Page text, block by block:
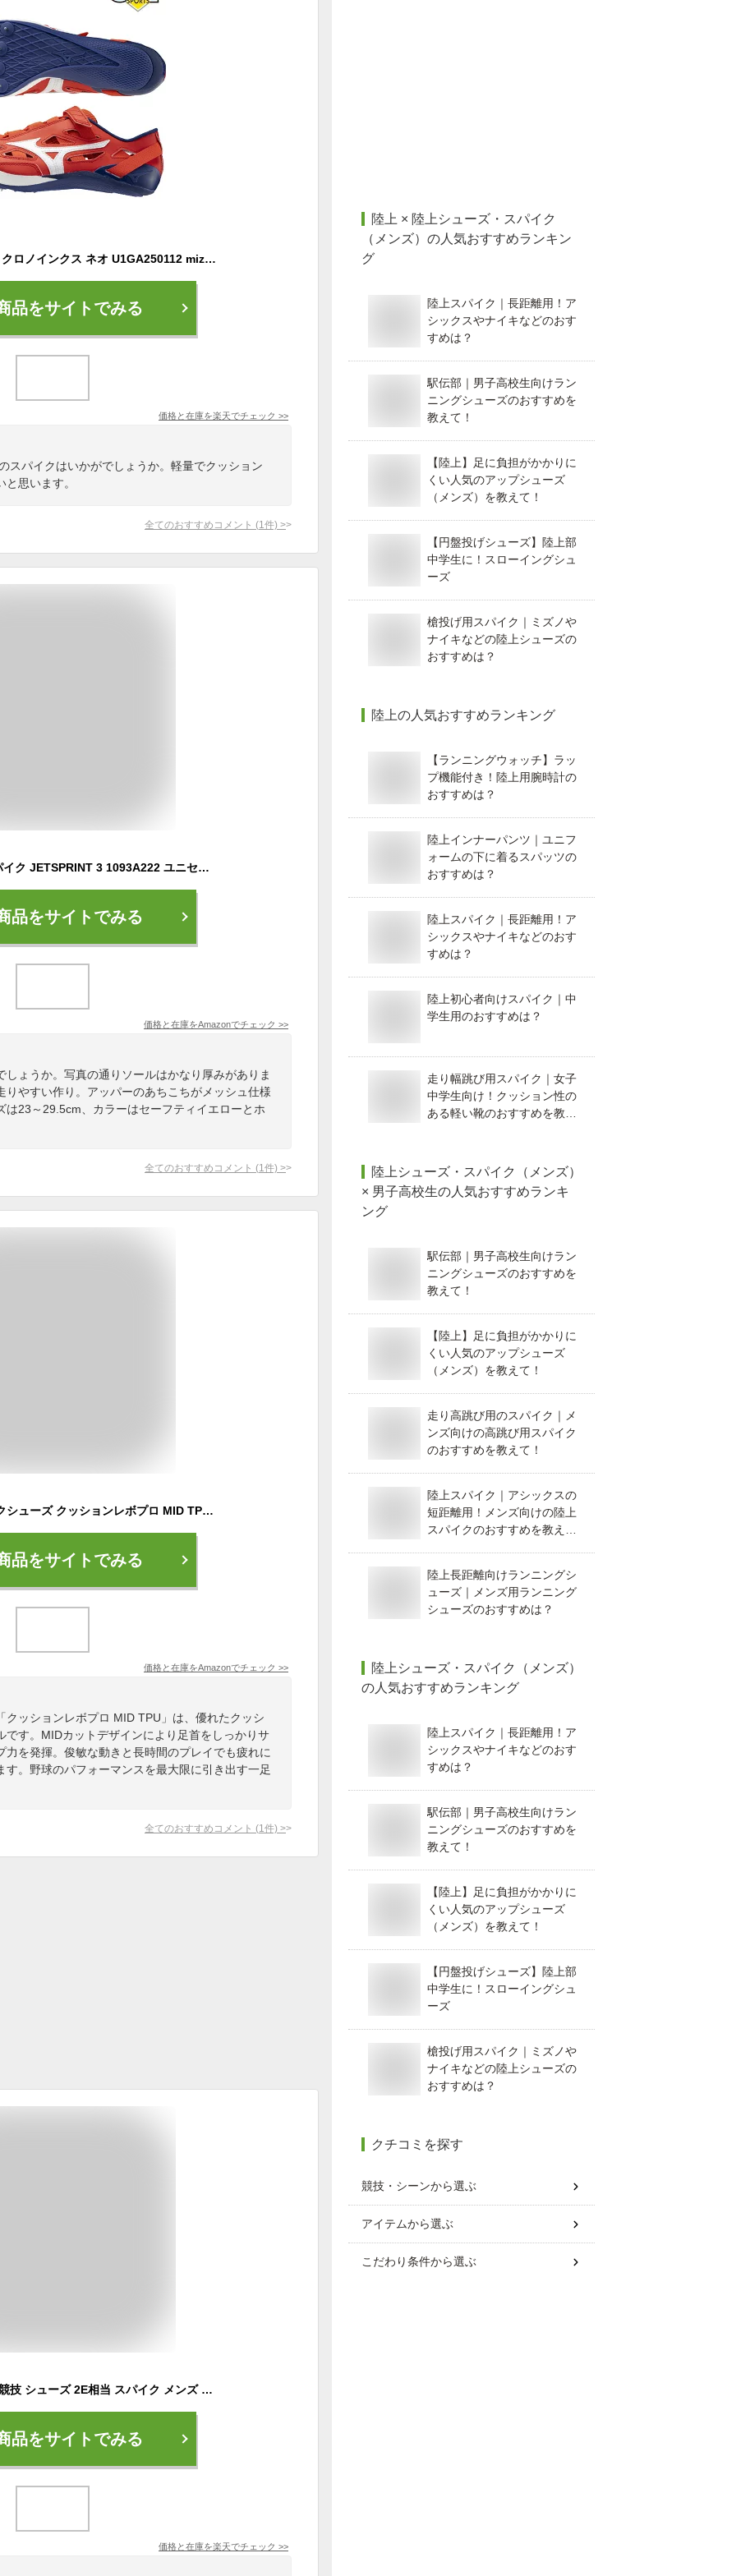
ミズノ 陸上 スパイク クロノインクス ネオ U1GA250112 mizuno CHRONO INX NEO 【メンズ】 【レディース】 専用スパイク 25SS cat-tf
品をサイトでみる
価格と在庫を楽天でチェック >>
スパイクはいかがでしょうか。軽量でクッション
思います。
全てのおすすめコメント (1 件) >
[アシックス] 陸上スパイク JETSPRINT 3 1093A222 ユニセックス 750(セーフティイエロー/ブラック) 27.5 cm 2E
品をサイトでみる
価格と在庫をAmazonでチェック >>
ょうか。写真の通りソールはかなり厚みがありま
りやすい作り。アッパーのあちこちがメッシュ仕様
は23～29.5cm、カラーはセーフティイエローとホ
全てのおすすめコメント (1 件) >
[ミズノ] 野球 スパイクシューズ クッションレボプロ MID TPU 28.0 ホワイト×ブルー
品をサイトでみる
価格と在庫をAmazonでチェック >>
クッションレボプロ MID TPU」は、優れたクッシ
です。MIDカットデザインにより足首をしっかりサ
を発揮。俊敏な動きと長時間のプレイでも疲れに
。野球のパフォーマンスを最大限に引き出す一足
全てのおすすめコメント (1 件) >
送料無料 ミズノ 陸上競技 シューズ 2E相当 スパイク メンズ ユニセックス mizuno クロノインクスNEO 短距離 固定式 オールウェザートラック専用 厚底モデル 高反発 ブランド スポーツシューズ くつ/U1GA2501
品をサイトでみる
価格と在庫を楽天でチェック >>
陸上 × 陸上シューズ・スパイク
（メンズ） の人気おすすめランキン
グ
陸上スパイク｜長距離用！ア
シックスやナイキなどのおす
すめは？
駅伝部｜男子高校生向けラン
ニングシューズのおすすめを
教えて！
【陸上】足に負担がかかりに
くい人気のアップシューズ
（メンズ）を教えて！
【円盤投げシューズ】陸上部
中学生に！スローイングシュ
ーズ
槍投げ用スパイク｜ミズノや
ナイキなどの陸上シューズの
おすすめは？
陸上の人気おすすめランキング
【ランニングウォッチ】ラッ
プ機能付き！陸上用腕時計の
おすすめは？
陸上インナーパンツ｜ユニフ
ォームの下に着るスパッツの
おすすめは？
陸上スパイク｜長距離用！ア
シックスやナイキなどのおす
すめは？
陸上初心者向けスパイク｜中
学生用のおすすめは？
走り幅跳び用スパイク｜女子
中学生向け！クッション性の
ある軽い靴のおすすめを教え
陸上シューズ・スパイク（メンズ）
× 男子高校生の人気おすすめランキ
ング
駅伝部｜男子高校生向けラン
ニングシューズのおすすめを
教えて！
【陸上】足に負担がかかりに
くい人気のアップシューズ
（メンズ）を教えて！
走り高跳び用のスパイク｜メ
ンズ向けの高跳び用スパイク
のおすすめを教えて！
陸上スパイク｜アシックスの
短距離用！メンズ向けの陸上
スパイクのおすすめを教え
陸上長距離向けランニングシ
ューズ｜メンズ用ランニング
シューズのおすすめは？
陸上シューズ・スパイク（メンズ）
の人気おすすめランキング
陸上スパイク｜長距離用！ア
シックスやナイキなどのおす
すめは？
駅伝部｜男子高校生向けラン
ニングシューズのおすすめを
教えて！
【陸上】足に負担がかかりに
くい人気のアップシューズ
（メンズ）を教えて！
【円盤投げシューズ】陸上部
中学生に！スローイングシュ
ーズ
槍投げ用スパイク｜ミズノや
ナイキなどの陸上シューズの
おすすめは？
クチコミを探す
競技・シーンから選ぶ
アイテムから選ぶ
こだわり条件から選ぶ